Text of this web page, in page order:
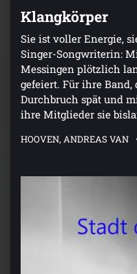
Klangkörper
Sie ist voller Energie,
Singer-Songwriterin:
Messingen plötzlich
gefeiert. Für ihre Band,
Durchbruch spät und
ihre Mitglieder sie
HOOVEN, ANDREAS VAN